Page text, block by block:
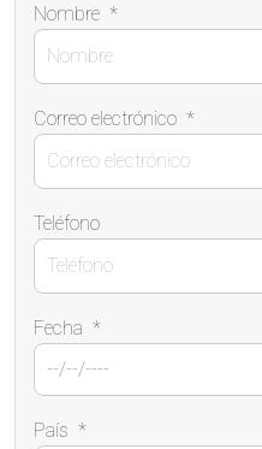
Nombre *
Correo electrónico *
Teléfono
Fecha *
País *